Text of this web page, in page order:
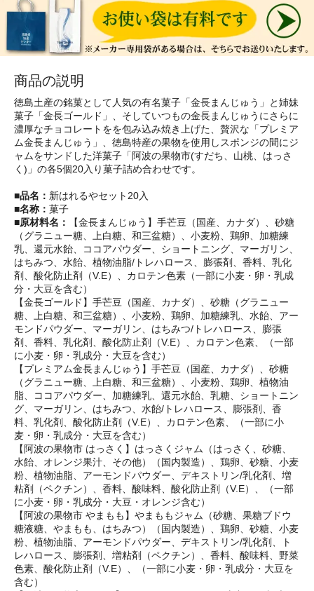
商品の説明
徳島土産の銘菓として人気の有名菓子「金長まんじゅう」と姉妹
菓子「金長ゴールド」、そしていつもの金長まんじゅうにさらに
濃厚なチョコレートをを包み込み焼き上げた、贅沢な「プレミア
ム金長まんじゅう」、徳島特産の果物を使用しスポンジの間にジ
ャムをサンドした洋菓子「阿波の果物市(すだち、山桃、はっさ
く)」の各5個20入り菓子詰め合わせです。
■品名： 新はれるやセット20入
■名称： 菓子
■原材料名：
【金長まんじゅう】手芒豆（国産、カナダ）、砂糖
（グラニュー糖、上白糖、和三盆糖）、小麦粉、鶏卵、加糖練
乳、還元水飴、ココアパウダー、ショートニング、マーガリン、
はちみつ、水飴、植物油脂/トレハロース、膨張剤、香料、乳化
剤、酸化防止剤（V.E）、カロテン色素（一部に小麦・卵・乳成
分・大豆を含む）
【金長ゴールド】手芒豆（国産、カナダ）、砂糖（グラニュー
糖、上白糖、和三盆糖）、小麦粉、鶏卵、加糖練乳、水飴、アー
モンドパウダー、マーガリン、はちみつ/トレハロース、膨張
剤、香料、乳化剤、酸化防止剤（V.E）、カロテン色素、（一部
に小麦・卵・乳成分・大豆を含む）
【プレミアム金長まんじゅう】手芒豆（国産、カナダ）、砂糖
（グラニュー糖、上白糖、和三盆糖）、小麦粉、鶏卵、植物油
脂、ココアパウダー、加糖練乳、還元水飴、乳糖、ショートニン
グ、マーガリン、はちみつ、水飴/トレハロース、膨張剤、香
料、乳化剤、酸化防止剤（V.E）、カロテン色素、（一部に小
麦・卵・乳成分・大豆を含む）
【阿波の果物市 はっさく】はっさくジャム（はっさく、砂糖、
水飴、オレンジ果汁、その他）（国内製造）、鶏卵、砂糖、小麦
粉、植物油脂、アーモンドパウダー、デキストリン/乳化剤、増
粘剤（ペクチン）、香料、酸味料、酸化防止剤（V.E）、（一部
に小麦・卵・乳成分・大豆・オレンジ含む）
【阿波の果物市 やまもも】やまももジャム（砂糖、果糖ブドウ
糖液糖、やまもも、はちみつ）（国内製造）、鶏卵、砂糖、小麦
粉、植物油脂、アーモンドパウダー、デキストリン/乳化剤、ト
レハロース、膨張剤、増粘剤（ペクチン）、香料、酸味料、野菜
色素、酸化防止剤（V.E）、（一部に小麦・卵・乳成分・大豆を
含む）